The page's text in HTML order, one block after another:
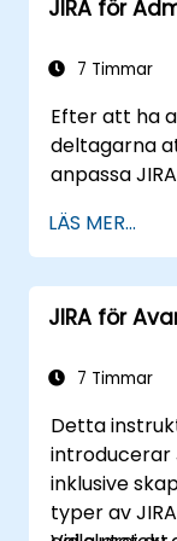
JIRA för
7 Timmar
Efter att ha
deltagarna
anpassa
LÄS MER...
JIRA för
7 Timmar
Detta
introducerar
inklusive
typer av